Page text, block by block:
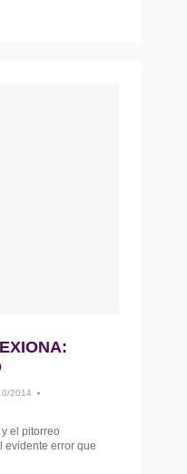
2014
el pitorreo
evidente error que